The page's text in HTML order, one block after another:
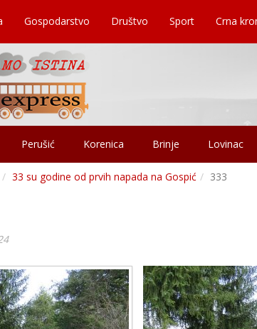
Gospodarstvo Društvo Sport Crna
Perušić Korenica Brinje Lovinac
33 su godine od prvih napada na Gospić 333